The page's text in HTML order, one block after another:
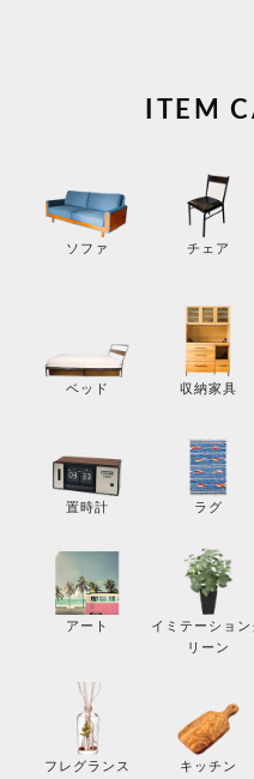
ITEM
ソファ チェア
ベッド 収納家具
置時計 ラグ
アート
イミテーション
リーン
フレグランス
キッチン